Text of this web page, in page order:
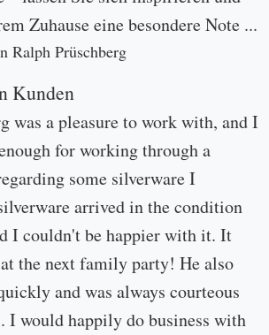
Zuhause eine besondere Note ...
Ralph Prüschberg
Kunden
was a pleasure to work with, and I
for working through a
some silverware I
arrived in the condition
I couldn't be happier with it. It
the next family party! He also
and was always courteous
I would happily do business with